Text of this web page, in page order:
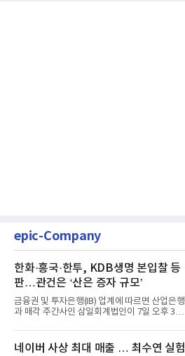
epic-Company
한화·흥국·한투, KDB생명 본입찰 등
판…관건은 ‘산은 증자 규모’
금융권 및 투자은행(IB) 업계에 따르면 산업은행
과 매각 주간사인 삼일회계법인이 7일 오후 3시
네이버 사상 최대 매출 … 최수연 실험